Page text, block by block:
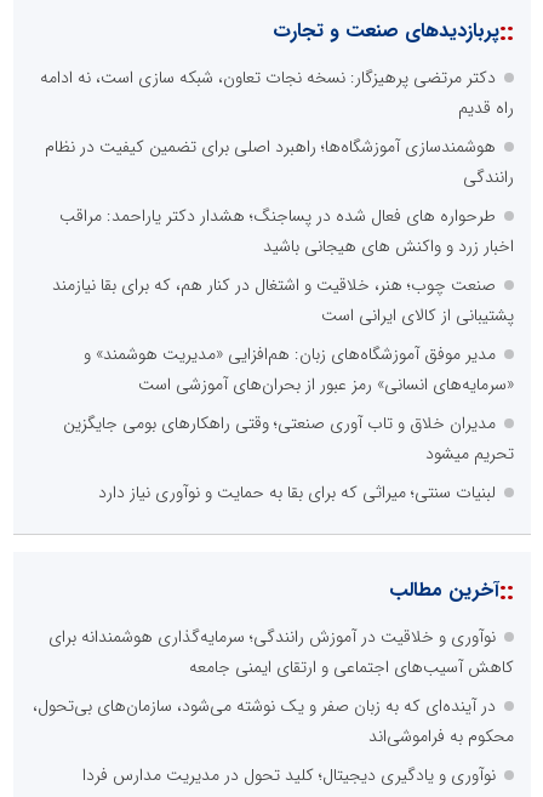
::پربازدیدهای صنعت و تجارت
دکتر مرتضی پرهیزگار: نسخه نجات تعاون، شبکه سازی است، نه ادامه
راه قدیم
هوشمندسازی آموزشگاه‌ها؛ راهبرد اصلی برای تضمین کیفیت در نظام
رانندگی
طرحواره های فعال شده در پساجنگ؛ هشدار دکتر یاراحمد: مراقب
اخبار زرد و واکنش های هیجانی باشید
صنعت چوب؛ هنر، خلاقیت و اشتغال در کنار هم، که برای بقا نیازمند
پشتیبانی از کالای ایرانی است
مدیر موفق آموزشگاه‌های زبان: هم‌افزایی «مدیریت هوشمند» و
«سرمایه‌های انسانی» رمز عبور از بحران‌های آموزشی است
مدیران خلاق و تاب آوری صنعتی؛ وقتی راهکارهای بومی جایگزین
تحریم میشود
لبنیات سنتی؛ میراثی که برای بقا به حمایت و نوآوری نیاز دارد
::آخرین مطالب
نوآوری و خلاقیت در آموزش رانندگی؛ سرمایه‌گذاری هوشمندانه برای
کاهش آسیب‌های اجتماعی و ارتقای ایمنی جامعه
در آینده‌ای که به زبان صفر و یک نوشته می‌شود، سازمان‌های بی‌تحول،
محکوم به فراموشی‌اند
نوآوری و یادگیری دیجیتال؛ کلید تحول در مدیریت مدارس فردا